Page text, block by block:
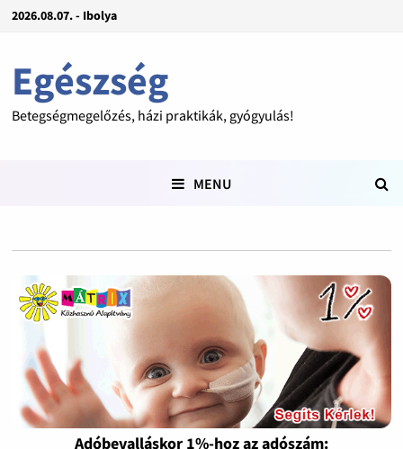
2026.08.07. - Ibolya
Egészség
Betegségmegelőzés, házi praktikák, gyógyulás!
MENU
Adóbevalláskor 1%-hoz az adószám: